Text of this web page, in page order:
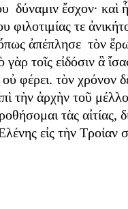
δύναμιν ἔσχον· καὶ
φιλοτιμίας τε
ὅπως ἀπέπλησε τὸν
τοῖς εἰδόσιν ἃ
οὐ φέρει. τὸν
τὴν ἀρχὴν τοῦ
τὰς αἰτίας,
εἰς τὴν Τροίαν